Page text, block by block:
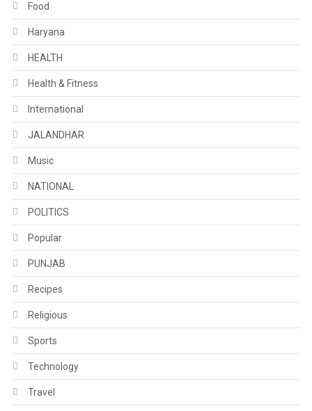
Food
Haryana
HEALTH
Health & Fitness
International
JALANDHAR
Music
NATIONAL
POLITICS
Popular
PUNJAB
Recipes
Religious
Sports
Technology
Travel